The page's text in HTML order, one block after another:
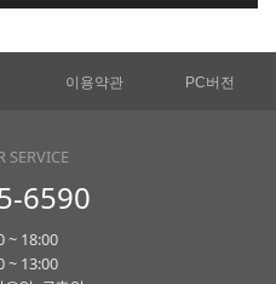
이용약관 PC버전
SERVICE
6590
~ 18:00
~ 13:00